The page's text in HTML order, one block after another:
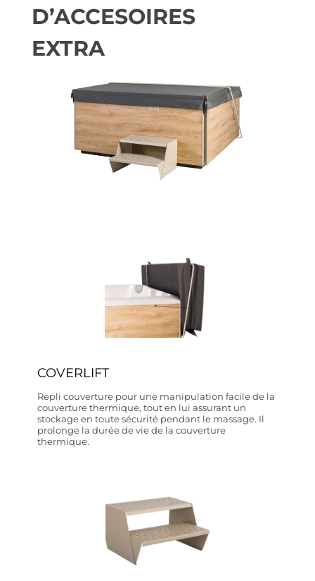
D’ACCESOIRES
EXTRA
COVERLIFT
Repli couverture pour une manipulation facile de la
couverture thermique, tout en lui assurant un
stockage en toute sécurité pendant le massage. Il
prolonge la durée de vie de la couverture
thermique.